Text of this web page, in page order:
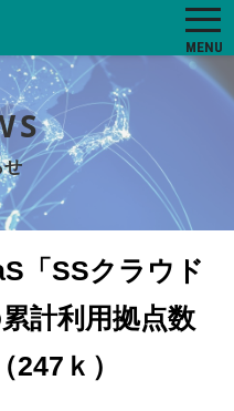
MENU
せ
「SSクラウド
計利用拠点数
ｋ）